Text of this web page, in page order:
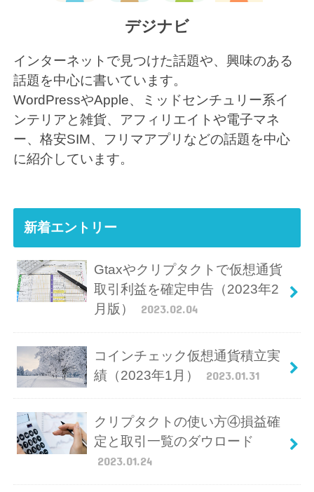
デジナビ
インターネットで見つけた話題や、興味のある
話題を中心に書いています。
WordPressやApple、ミッドセンチュリー系イ
ンテリアと雑貨、アフィリエイトや電子マネ
ー、格安SIM、フリマアプリなどの話題を中心
に紹介しています。
新着エントリー
Gtaxやクリプタクトで仮想通貨
取引利益を確定申告（2023年2
月版）
2023.02.04
コインチェック仮想通貨積立実
績（2023年1月）
2023.01.31
クリプタクトの使い方④損益確
定と取引一覧のダウロード
2023.01.24